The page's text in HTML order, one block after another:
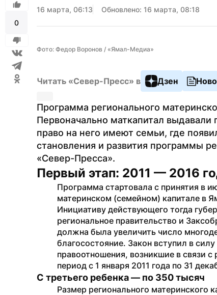
0
16 марта, 06:13 Обновлено: 16 марта, 08:18
Фото: Федор Воронов / «Ямал-Медиа»
Читать «Север-Пресс» в Дзен
Программа регионального
Первоначально маткапитал
право на него имеют семьи, где
становления и развития программы
«Север-Пресса».
Первый этап: 2011 — 2016
Программа стартовала с принятия в
материнском (семейном) капитале в
Инициативу действующего тогда
региональное правительство и
должна была увеличить число
благосостояние. Закон вступил в
правоотношения, возникшие в связи
период с 1 января 2011 года по 31
С третьего ребенка — по 350 тысяч
Размер регионального материнского